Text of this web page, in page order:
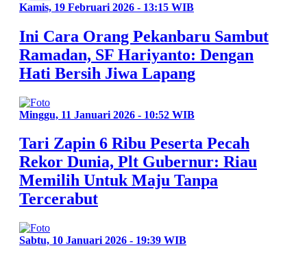
Kamis, 19 Februari 2026 - 13:15 WIB
Ini Cara Orang Pekanbaru Sambut
Ramadan, SF Hariyanto: Dengan
Hati Bersih Jiwa Lapang
Minggu, 11 Januari 2026 - 10:52 WIB
Tari Zapin 6 Ribu Peserta Pecah
Rekor Dunia, Plt Gubernur: Riau
Memilih Untuk Maju Tanpa
Tercerabut
Sabtu, 10 Januari 2026 - 19:39 WIB